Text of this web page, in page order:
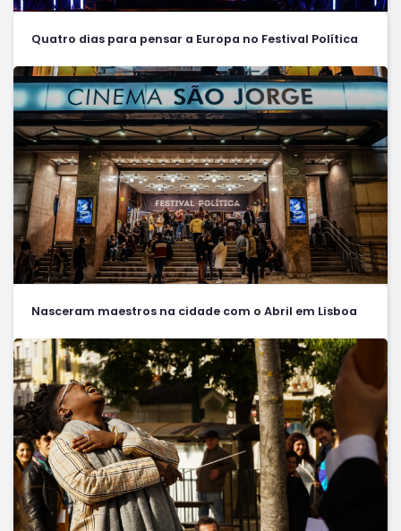
Quatro dias para pensar a Europa no Festival Política
Nasceram maestros na cidade com o Abril em Lisboa